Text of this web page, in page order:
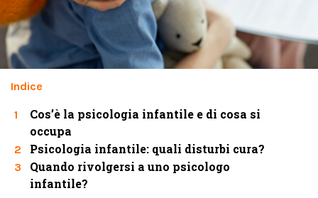
Indice
1
Cos’è la psicologia infantile e di cosa si
occupa
2 Psicologia infantile: quali disturbi cura?
3
Quando rivolgersi a uno psicologo
infantile?